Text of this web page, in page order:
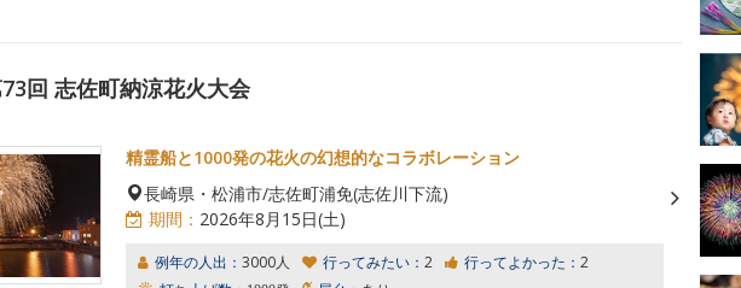
回 志佐町納涼花火大会
精霊船と1000発の花火の幻想的なコラボレーション
長崎県・松浦市/志佐町浦免(志佐川下流)
期間： 2026年8月15日(土)
例年の人出： 3000人 行ってみたい： 2 行ってよかった： 2